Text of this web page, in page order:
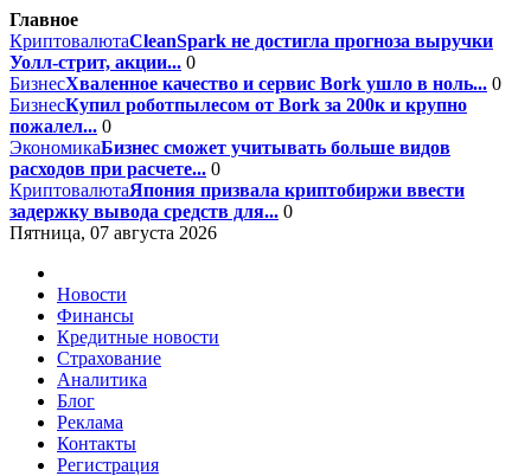
Главное
КриптовалютаCleanSpark не достигла прогноза выручки
Уолл-стрит, акции... 0
БизнесХваленное качество и сервис Bork ушло в ноль... 0
БизнесКупил роботпылесом от Bork за 200к и крупно
пожалел... 0
ЭкономикаБизнес сможет учитывать больше видов
расходов при расчете... 0
КриптовалютаЯпония призвала криптобиржи ввести
задержку вывода средств для... 0
Пятница, 07 августа 2026
Новости
Финансы
Кредитные новости
Страхование
Аналитика
Блог
Реклама
Контакты
Регистрация